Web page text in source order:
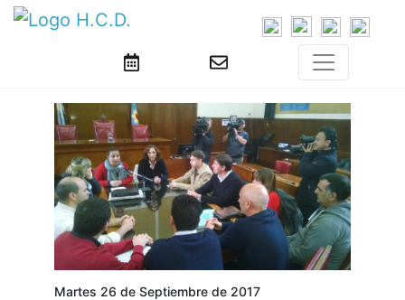
Martes 26 de Septiembre de 2017